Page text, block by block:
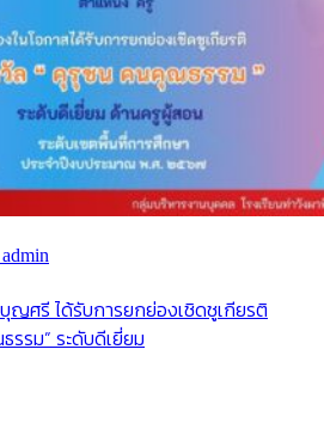
admin
ญศรี ได้รับการยกย่องเชิดชูเกียรติ
รม” ระดับดีเยี่ยม